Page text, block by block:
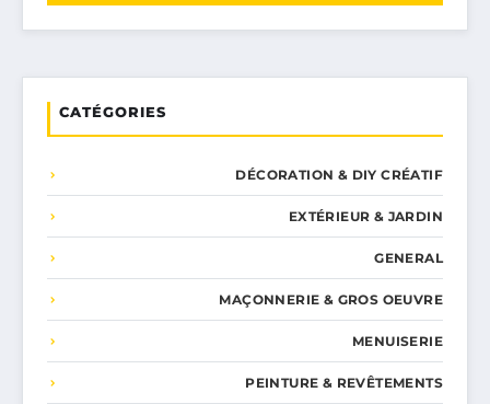
CATÉGORIES
DÉCORATION & DIY CRÉATIF
EXTÉRIEUR & JARDIN
GENERAL
MAÇONNERIE & GROS OEUVRE
MENUISERIE
PEINTURE & REVÊTEMENTS